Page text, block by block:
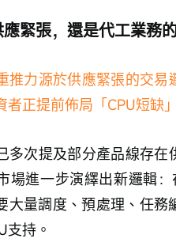
緊張，還是代工業務
推力源於供應緊張的交
者正提前佈局「CPU短缺
多次提及部分產品線存
場進一步演繹出新邏輯
量調度、預處理、任務
支持。